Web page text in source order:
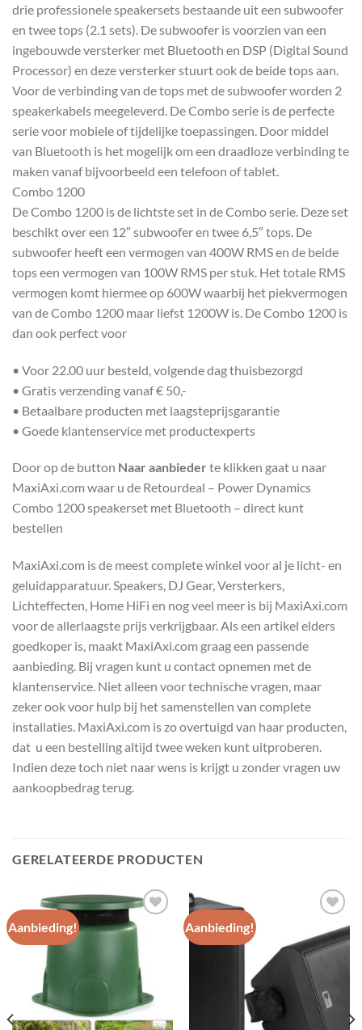
drie professionele speakersets bestaande uit een subwoofer
en twee tops (2.1 sets). De subwoofer is voorzien van een
ingebouwde versterker met Bluetooth en DSP (Digital Sound
Processor) en deze versterker stuurt ook de beide tops aan.
Voor de verbinding van de tops met de subwoofer worden 2
speakerkabels meegeleverd. De Combo serie is de perfecte
serie voor mobiele of tijdelijke toepassingen. Door middel
van Bluetooth is het mogelijk om een draadloze verbinding te
maken vanaf bijvoorbeeld een telefoon of tablet.
Combo 1200
De Combo 1200 is de lichtste set in de Combo serie. Deze set
beschikt over een 12″ subwoofer en twee 6,5″ tops. De
subwoofer heeft een vermogen van 400W RMS en de beide
tops een vermogen van 100W RMS per stuk. Het totale RMS
vermogen komt hiermee op 600W waarbij het piekvermogen
van de Combo 1200 maar liefst 1200W is. De Combo 1200 is
dan ook perfect voor
• Voor 22.00 uur besteld, volgende dag thuisbezorgd
• Gratis verzending vanaf € 50,-
• Betaalbare producten met laagsteprijsgarantie
• Goede klantenservice met productexperts
Door op de button Naar aanbieder te klikken gaat u naar
MaxiAxi.com waar u de Retourdeal – Power Dynamics
Combo 1200 speakerset met Bluetooth – direct kunt
bestellen
MaxiAxi.com is de meest complete winkel voor al je licht- en
geluidapparatuur. Speakers, DJ Gear, Versterkers,
Lichteffecten, Home HiFi en nog veel meer is bij MaxiAxi.com
voor de allerlaagste prijs verkrijgbaar. Als een artikel elders
goedkoper is, maakt MaxiAxi.com graag een passende
aanbieding. Bij vragen kunt u contact opnemen met de
klantenservice. Niet alleen voor technische vragen, maar
zeker ook voor hulp bij het samenstellen van complete
installaties. MaxiAxi.com is zo overtuigd van haar producten,
dat u een bestelling altijd twee weken kunt uitproberen.
Indien deze toch niet naar wens is krijgt u zonder vragen uw
aankoopbedrag terug.
GERELATEERDE PRODUCTEN
Aanbieding!
Toevoegen
aan
wenslijst
Aanbieding!
Toevoegen
aan
wenslijst